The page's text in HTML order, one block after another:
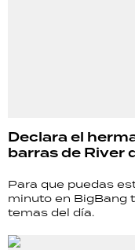
Declara el
barras de River
Para que puedas
minuto en BigBang
temas del día.